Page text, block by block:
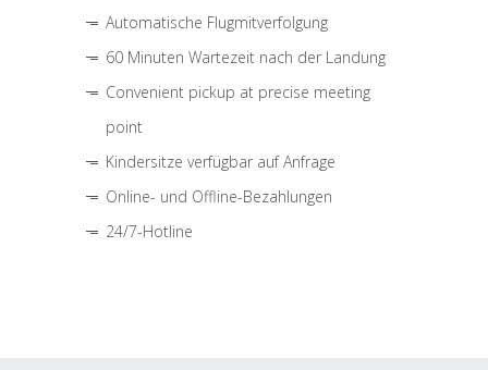
Automatische Flugmitverfolgung
60 Minuten Wartezeit nach der Landung
Convenient pickup at precise meeting
point
Kindersitze verfügbar auf Anfrage
Online- und Offline-Bezahlungen
24/7-Hotline